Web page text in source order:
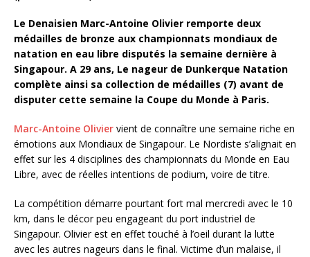
Le Denaisien Marc-Antoine Olivier remporte deux
médailles de bronze aux championnats mondiaux de
natation en eau libre disputés la semaine dernière à
Singapour. A 29 ans, Le nageur de Dunkerque Natation
complète ainsi sa collection de médailles (7) avant de
disputer cette semaine la Coupe du Monde à Paris.
Marc-Antoine Olivier vient de connaître une semaine riche en
émotions aux Mondiaux de Singapour. Le Nordiste s’alignait en
effet sur les 4 disciplines des championnats du Monde en Eau
Libre, avec de réelles intentions de podium, voire de titre.
La compétition démarre pourtant fort mal mercredi avec le 10
km, dans le décor peu engageant du port industriel de
Singapour. Olivier est en effet touché à l’oeil durant la lutte
avec les autres nageurs dans le final. Victime d’un malaise, il